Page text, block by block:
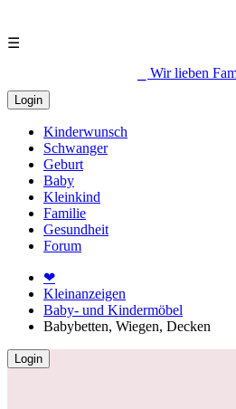
☰
⎯ Wir lieben
Login
Kinderwunsch
Schwanger
Geburt
Baby
Kleinkind
Familie
Gesundheit
Forum
❤
Kleinanzeigen
Baby- und Kindermöbel
Babybetten, Wiegen, Decken
Login